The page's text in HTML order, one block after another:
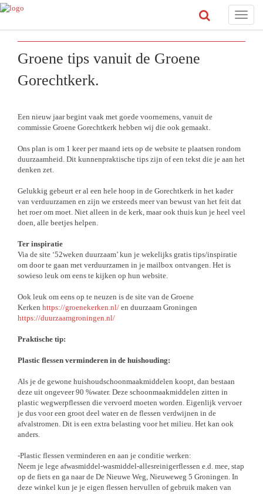
Toggle
Groene tips vanuit de Groene
Gorechtkerk.
Een nieuw jaar begint vaak met goede voornemens, vanuit de
commissie Groene Gorechtkerk hebben wij die ook gemaakt.
Ons plan is om 1 keer per maand iets op de website te plaatsen rondom
duurzaamheid. Dit kunnenpraktische tips zijn of een tekst die je aan het
denken zet.
Gelukkig gebeurt er al een hele hoop in de Gorechtkerk in het kader
van verduurzamen en zijn we ersteeds meer van bewust van het feit dat
het roer om moet. Niet alleen in de kerk, maar ook thuis kun je heel veel
doen, alle beetjes helpen.
Ter inspiratie
Via de site ‘52weken duurzaam’ kun je wekelijks gratis tips/inspiratie
om door te gaan met verduurzamen in je mailbox ontvangen. Het is
sowieso leuk om eens te kijken op hun website.
Ook leuk om eens op te neuzen is de site van de Groene
Kerken https://groenekerken.nl/ en duurzaam Groningen
https://duurzaamgroningen.nl/
Praktische tip:
Plastic flessen verminderen in de huishouding:
Als je de gewone huishoudschoonmaakmiddelen koopt, dan bestaan
deze uit ongeveer 90 %water. Deze schoonmaakmiddelen zitten in
plastic wegwerpflessen die vervoerd moeten worden. Eigenlijk vervoer
je dus voor een groot deel water en de flessen verdwijnen in de
afvalstromen. Dit is een extra belasting voor het milieu. Het kan ook
anders.
-Plastic flessen verminderen en aan je conditie werken:
Neem je lege afwasmiddel-wasmiddel-allesreinigerflessen e.d. mee, stap
op de fiets en ga naar de De Nieuwe Weg, Nieuweweg 5 Groningen. In
deze winkel kun je je eigen flessen hervullen of gebruik maken van